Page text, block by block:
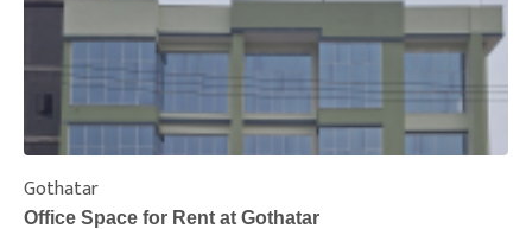
Gothatar
Office Space for Rent at Gothatar